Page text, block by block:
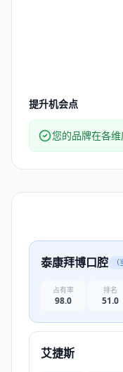
提升机会点
您的品牌在各
泰康拜博口腔
占有率
98.0
排名
51.0
艾捷斯